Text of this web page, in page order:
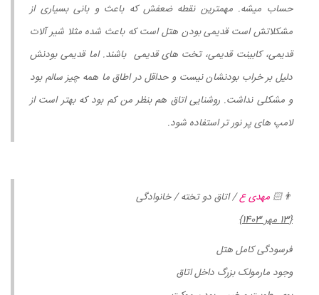
حساب میشه. مهمترین نقطه ضعفش که باعث و بانی بسیاری از
مشکلاتش است قدیمی بودن هتل است که باعث شده مثلا شیر آلات
قدیمی، کابینت قدیمی، تخت های قدیمی باشند. اما قدیمی بودنش
دلیل بر خراب بودنشان نیست و حداقل در اطاق ما همه چیز سالم بود
و مشکلی نداشت. روشنایی اتاق هم بنظر من کم بود که بهتر است از
لامپ های پر نور تر استفاده شود.
👨🏻مهدی ع/ اتاق دو تخته / خانوادگی
{13 مهر 1403}
فرسودگی کامل هتل
وجود مارمولک بزرگ داخل اتاق